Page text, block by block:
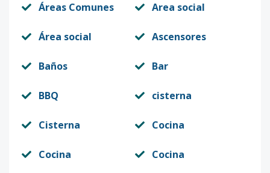
Áreas Comunes Area social
Área social Ascensores
Baños Bar
BBQ cisterna
Cisterna Cocina
Cocina Cocina